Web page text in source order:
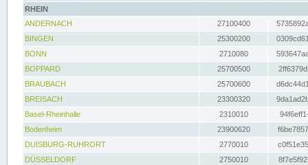
RHEIN
ANDERNACH
27100400
BINGEN
25300200
BONN
2710080
BOPPARD
25700500
BRAUBACH
25700600
BREISACH
23300320
Basel-Rheinhalle
2310010
Bodenheim
23900620
DUISBURG-RUHRORT
2770010
DÜSSELDORF
2750010